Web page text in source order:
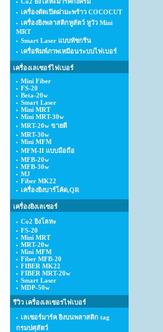
เครื่องตัดเปิดฝามะพร้าว COCOCUT
เครื่องยิงพลาสติกหูสัตว์ หูวัว Mini
MRT
Smart Laser แบบทัชกรีน
เครื่อพิมพ์ภาพเหมือนระบบไฟเบอร์
เครื่องเลเซอร์ไฟเบอร์
Mini Fiber
FS-20
Beta-20w
Smart Laser
Mini MRT
Mini MRT-30w
MRT-20w ขายดี
MRT-30w
Mini MFM
MFM-II แบบมือถือ
MFB-20w
MFB-30w
MJ
Fiber MK22
เครื่องยิงบาร์โค้ด,QR
เครื่องยิงเลเซอร์
Co2 ยิงโลหะ
FS-20
Mini MRT
MRT-20w
Mini MFM
Fiber MFB-20
FIBER MK22
FIBER MRT-20w
Smart Laser
MDP-50w
รีวิว เครื่องเลเซอรไฟเบอร์
เลเซอร์มาร์ค ยิงบนพลาสติก tag
กรมปศุสัตว์